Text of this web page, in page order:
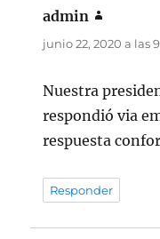
admin
junio 22, 2020 a las
Nuestra
respondió via
respuesta
Responder